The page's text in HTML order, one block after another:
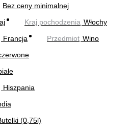
Bez ceny minimalnej
Kraj pochodzenia Włochy
Francja Przedmiot Wino
Hiszpania
(0,75l)